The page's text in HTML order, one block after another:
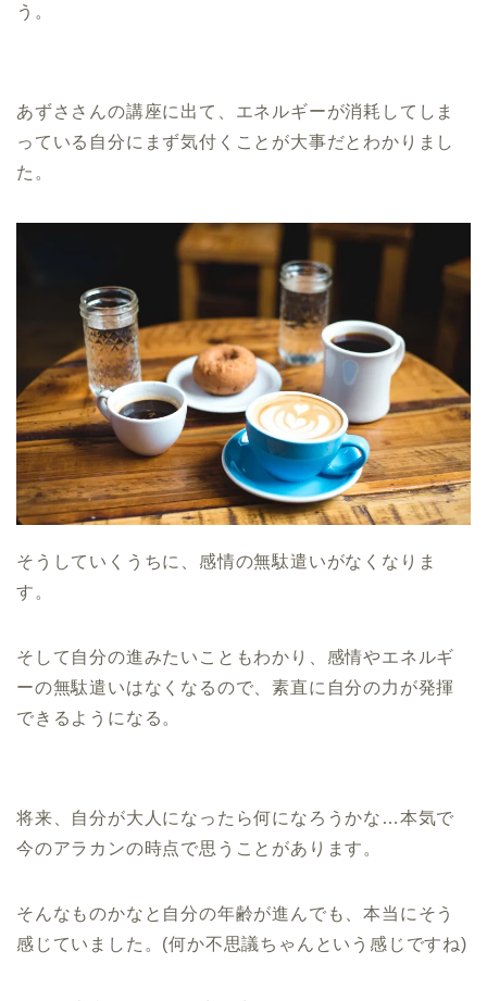
う。
あずささんの講座に出て、エネルギーが消耗してしま
っている自分にまず気付くことが大事だとわかりまし
た。
そうしていくうちに、感情の無駄遣いがなくなりま
す。
そして自分の進みたいこともわかり、感情やエネルギ
ーの無駄遣いはなくなるので、素直に自分の力が発揮
できるようになる。
将来、自分が大人になったら何になろうかな…本気で
今のアラカンの時点で思うことがあります。
そんなものかなと自分の年齢が進んでも、本当にそう
感じていました。(何か不思議ちゃんという感じですね)